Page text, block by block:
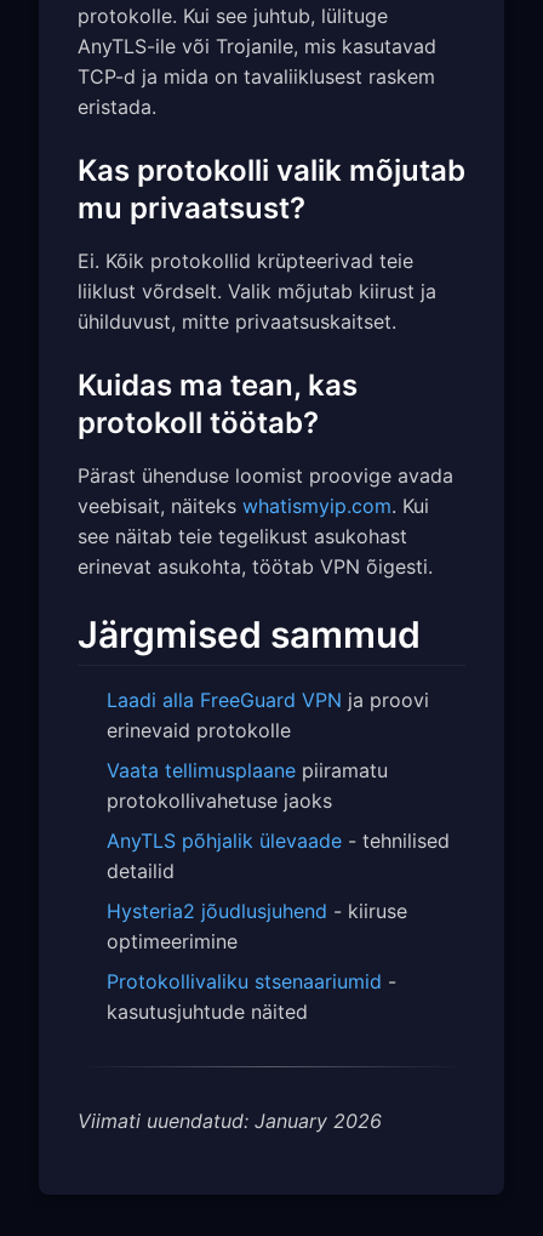
protokolle. Kui see juhtub, lülituge
AnyTLS-ile või Trojanile, mis kasutavad
TCP-d ja mida on tavaliiklusest raskem
eristada.
Kas protokolli valik mõjutab
mu privaatsust?
Ei. Kõik protokollid krüpteerivad teie
liiklust võrdselt. Valik mõjutab kiirust ja
ühilduvust, mitte privaatsuskaitset.
Kuidas ma tean, kas
protokoll töötab?
Pärast ühenduse loomist proovige avada
veebisait, näiteks whatismyip.com. Kui
see näitab teie tegelikust asukohast
erinevat asukohta, töötab VPN õigesti.
Järgmised sammud
Laadi alla FreeGuard VPN ja proovi
erinevaid protokolle
Vaata tellimusplaane piiramatu
protokollivahetuse jaoks
AnyTLS põhjalik ülevaade - tehnilised
detailid
Hysteria2 jõudlusjuhend - kiiruse
optimeerimine
Protokollivaliku stsenaariumid -
kasutusjuhtude näited
Viimati uuendatud: January 2026